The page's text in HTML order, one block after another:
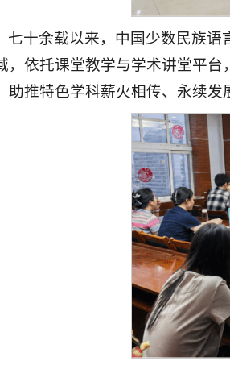
七十余载以来，中国少数民族
，依托课堂教学与学术讲堂平
助推特色学科薪火相传、永续发